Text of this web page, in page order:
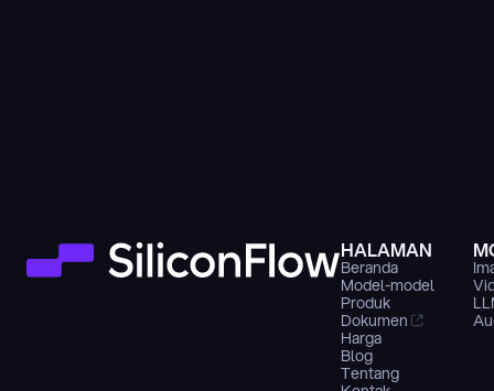
HALAMAN
Beranda
Model-model
Produk
Dokumen
Harga
Blog
Tentang